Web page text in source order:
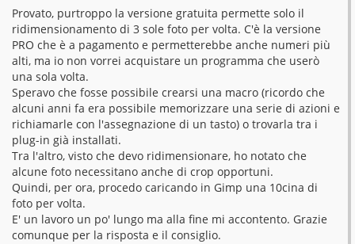
Provato, purtroppo la versione gratuita permette solo il
ridimensionamento di 3 sole foto per volta. C'è la versione
PRO che è a pagamento e permetterebbe anche numeri più
alti, ma io non vorrei acquistare un programma che userò
una sola volta.
Speravo che fosse possibile crearsi una macro (ricordo che
alcuni anni fa era possibile memorizzare una serie di azioni e
richiamarle con l'assegnazione di un tasto) o trovarla tra i
plug-in già installati.
Tra l'altro, visto che devo ridimensionare, ho notato che
alcune foto necessitano anche di crop opportuni.
Quindi, per ora, procedo caricando in Gimp una 10cina di
foto per volta.
E' un lavoro un po' lungo ma alla fine mi accontento. Grazie
comunque per la risposta e il consiglio.